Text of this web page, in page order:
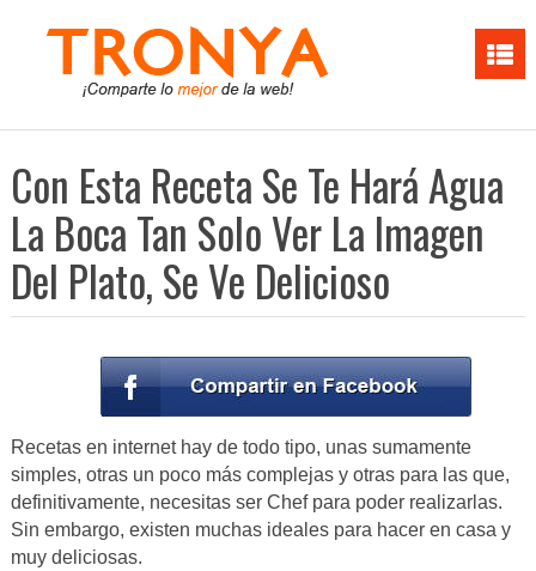
Con Esta Receta Se Te Hará Agua
La Boca Tan Solo Ver La Imagen
Del Plato, Se Ve Delicioso
Recetas en internet hay de todo tipo, unas sumamente
simples, otras un poco más complejas y otras para las que,
definitivamente, necesitas ser Chef para poder realizarlas.
Sin embargo, existen muchas ideales para hacer en casa y
muy deliciosas.